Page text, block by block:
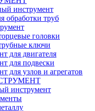
инструмент
обработки труб
головки
ключи
для двигателя
для подвески
для узлов и агрегатов
инструмент